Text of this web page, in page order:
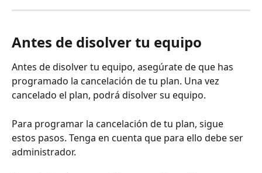
Antes de disolver tu equipo
Antes de disolver tu equipo, asegúrate de que has
programado la cancelación de tu plan. Una vez
cancelado el plan, podrá disolver su equipo.
Para programar la cancelación de tu plan, sigue
estos pasos. Tenga en cuenta que para ello debe ser
administrador.